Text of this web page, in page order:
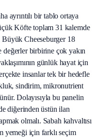
ayrıntılı bir tablo ortaya
Köfte toplam 31 kalemde
Cheeseburger 18
değerler birbirine çok yakın
günlük hayat için
insanlar tek bir hedefle
sindirim, mikronutrient
Dolayısıyla bu panelin
diğerinden üstün ilan
olmalı. Sabah kahvaltısı
yemeği için farklı seçim